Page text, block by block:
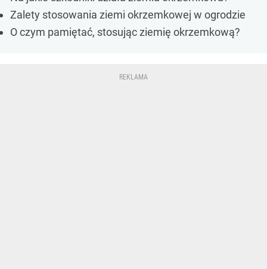
Zalety stosowania ziemi okrzemkowej w ogrodzie
O czym pamiętać, stosując ziemię okrzemkową?